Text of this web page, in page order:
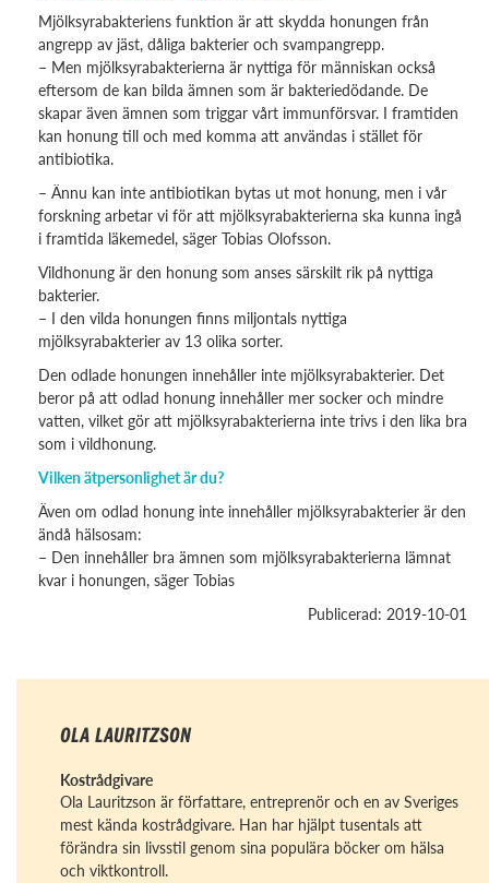
Mjölksyrabakteriens funktion är att skydda honungen från
angrepp av jäst, dåliga bakterier och svampangrepp.
– Men mjölksyrabakterierna är nyttiga för människan också
eftersom de kan bilda ämnen som är bakteriedödande. De
skapar även ämnen som triggar vårt immunförsvar. I framtiden
kan honung till och med komma att användas i stället för
antibiotika.
– Ännu kan inte antibiotikan bytas ut mot honung, men i vår
forskning arbetar vi för att mjölksyrabakterierna ska kunna ingå
i framtida läkemedel, säger Tobias Olofsson.
Vildhonung är den honung som anses särskilt rik på nyttiga
bakterier.
– I den vilda honungen finns miljontals nyttiga
mjölksyrabakterier av 13 olika sorter.
Den odlade honungen innehåller inte mjölksyrabakterier. Det
beror på att odlad honung innehåller mer socker och mindre
vatten, vilket gör att mjölksyrabakterierna inte trivs i den lika bra
som i vildhonung.
Vilken ätpersonlighet är du?
Även om odlad honung inte innehåller mjölksyrabakterier är den
ändå hälsosam:
– Den innehåller bra ämnen som mjölksyrabakterierna lämnat
kvar i honungen, säger Tobias
Publicerad: 2019-10-01
OLA LAURITZSON
Kostrådgivare
Ola Lauritzson är författare, entreprenör och en av Sveriges
mest kända kostrådgivare. Han har hjälpt tusentals att
förändra sin livsstil genom sina populära böcker om hälsa
och viktkontroll.